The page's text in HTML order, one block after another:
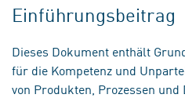
Einführungsbeitrag
Dieses Dokument enthält
für die Kompetenz und
von Produkten, Prozessen